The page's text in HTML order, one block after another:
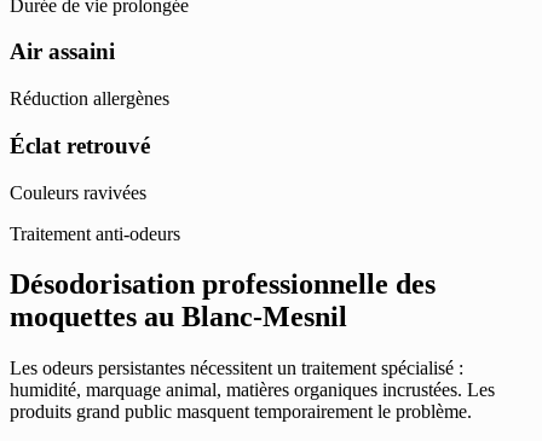
Durée de vie prolongée
Air assaini
Réduction allergènes
Éclat retrouvé
Couleurs ravivées
Traitement anti-odeurs
Désodorisation professionnelle des
moquettes au Blanc-Mesnil
Les odeurs persistantes nécessitent un traitement spécialisé :
humidité, marquage animal, matières organiques incrustées. Les
produits grand public masquent temporairement le problème.